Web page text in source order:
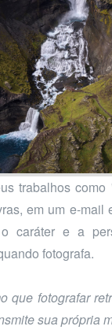
trabalhos como
em um e-mail
o caráter e a
fotografa.
que fotografar
sua própria